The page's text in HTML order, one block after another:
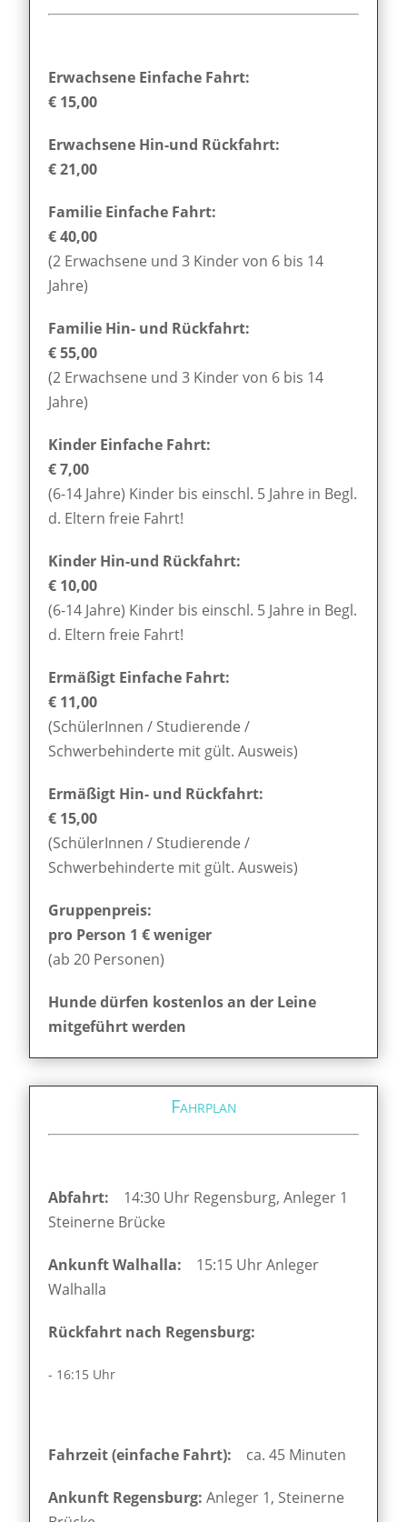
Erwachsene Einfache Fahrt:
€ 15,00
Erwachsene Hin-und Rückfahrt:
€ 21,00
Familie Einfache Fahrt:
€ 40,00
(2 Erwachsene und 3 Kinder von 6 bis 14
Jahre)
Familie Hin- und Rückfahrt:
€ 55,00
(2 Erwachsene und 3 Kinder von 6 bis 14
Jahre)
Kinder Einfache Fahrt:
€ 7,00
(6-14 Jahre) Kinder bis einschl. 5 Jahre in Begl.
d. Eltern freie Fahrt!
Kinder Hin-und Rückfahrt:
€ 10,00
(6-14 Jahre) Kinder bis einschl. 5 Jahre in Begl.
d. Eltern freie Fahrt!
Ermäßigt Einfache Fahrt:
€ 11,00
(SchülerInnen / Studierende /
Schwerbehinderte mit gült. Ausweis)
Ermäßigt Hin- und Rückfahrt:
€ 15,00
(SchülerInnen / Studierende /
Schwerbehinderte mit gült. Ausweis)
Gruppenpreis:
pro Person 1 € weniger
(ab 20 Personen)
Hunde dürfen kostenlos an der Leine
mitgeführt werden
Fahrplan
Abfahrt: 14:30 Uhr Regensburg, Anleger 1
Steinerne Brücke
Ankunft Walhalla: 15:15 Uhr Anleger
Walhalla
Rückfahrt nach Regensburg:
- 16:15 Uhr
Fahrzeit (einfache Fahrt): ca. 45 Minuten
Ankunft Regensburg: Anleger 1, Steinerne